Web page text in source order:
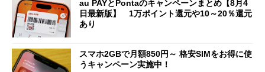
au PAYとPontaのキャンペーンまとめ【8月4
日最新版】 1万ポイント還元や10～20％還元
あり
スマホ2GBで月額850円～ 格安SIMをお得に使
うキャンペーン実施中！